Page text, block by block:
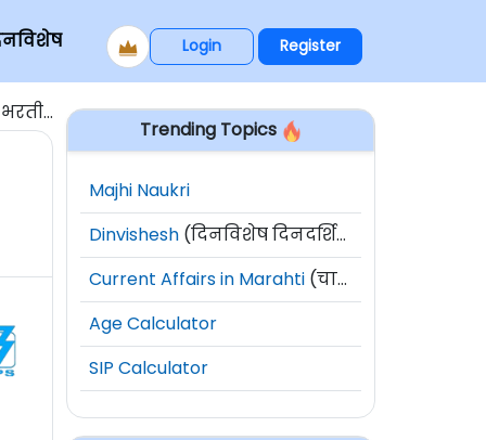
Login Register
Trending Topics
Majhi Naukri
Dinvishesh (दिनविशेष दिनदर्शिका)
Current Affairs in Marahti (चालू घडामोडी)
Age Calculator
SIP Calculator